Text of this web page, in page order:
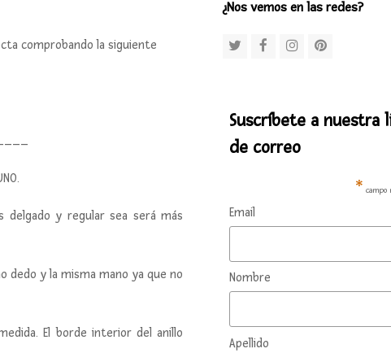
comprobando la siguiente
y regular sea será más
dedo y la misma mano ya que no
El borde interior del anillo
¿Nos vemos en las redes?
TwitterFacebookInstagramPinterest
Suscríbete a nuestra
de correo
* campo
Email
Nombre
Apellido